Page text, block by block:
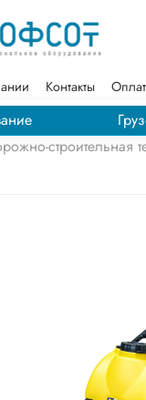
Контакты
строительная